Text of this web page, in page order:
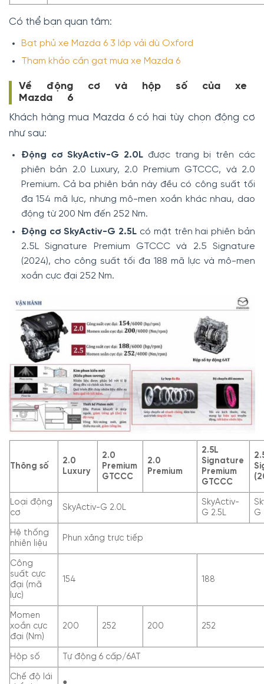
Có thể bạn quan tâm:
Bạt phủ xe Mazda 6 3 lớp vải dù Oxford
Tham khảo cần gạt mưa xe Mazda 6
Về động cơ và hộp số của xe
Mazda 6
Khách hàng mua Mazda 6 có hai tùy chọn động cơ
như sau:
Động cơ SkyActiv-G 2.0L được trang bị trên các
phiên bản 2.0 Luxury, 2.0 Premium GTCCC, và 2.0
Premium. Cả ba phiên bản này đều có công suất tối
đa 154 mã lực, nhưng mô-men xoắn khác nhau, dao
động từ 200 Nm đến 252 Nm.
Động cơ SkyActiv-G 2.5L có mặt trên hai phiên bản
2.5L Signature Premium GTCCC và 2.5 Signature
(2024), cho công suất tối đa 188 mã lực và mô-men
xoắn cực đại 252 Nm.
Thông số
2.0
Luxury
2.0
Premium
GTCCC
2.0
Premium
2.5L
Signature
Premium
GTCCC
Loại động
cơ
SkyActiv-G 2.0L
SkyActiv-
G 2.5L
G
Hệ thống
nhiên liệu
Phun xăng trực tiếp
Công
suất cực
đại (mã
lực)
154 188
Momen
xoắn cực
đại (Nm)
200 252 200 252
Hộp số Tự động 6 cấp/6AT
Chế độ lái